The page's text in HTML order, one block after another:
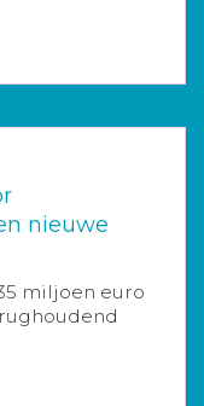
nieuwe
miljoen euro